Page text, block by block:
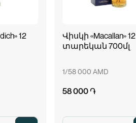
12
Վիսկի «Macallan» 12
տարեկան 700մլ
1/58 000 AMD
58 000 ֏